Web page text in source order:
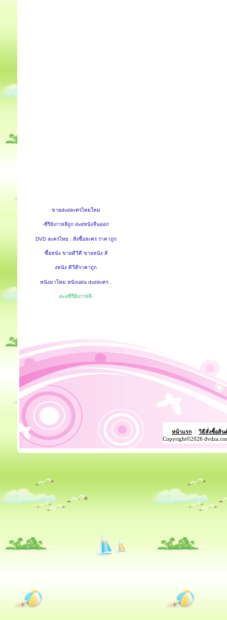
ขายdvdละครไทยใหม่
-ซีรีย์เกาหลีถูก dvdหนังจีนออก
DVD ละครไทย : สั่งซื้อละคร ราคาถูก
ซื้อหนัง ขายดีวีดี ขายหนัง สั่
งหนัง ดีวีดีราคาถูก
หนังมาใหม่ หนังแผ่น dvdละคร .
dvdซีรีย์เกาหลี-
หน้าแรก
วิธีสั่งซื้อสิน
Copyright©2026